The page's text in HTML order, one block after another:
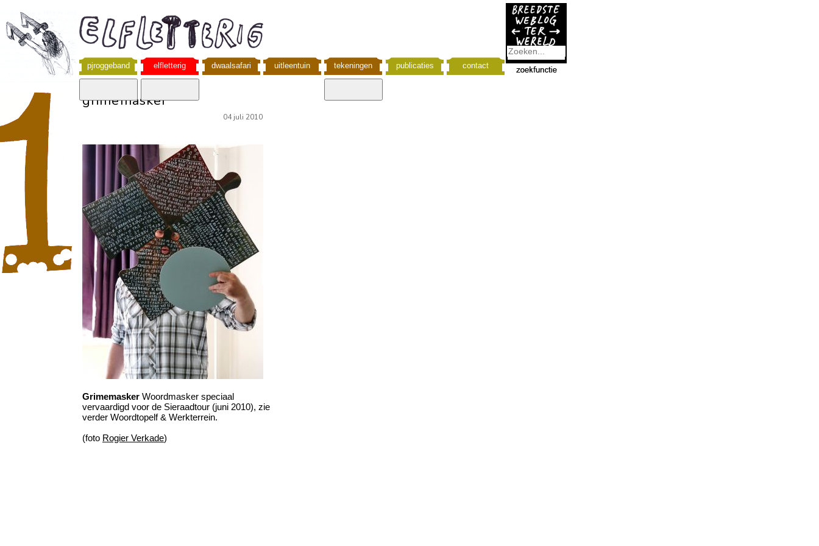
pjroggeband elfletterig dwaalsafari uitleentuin tekeningen publicaties contact
grimemasker
04 juli 2010
Grimemasker Woordmasker speciaal
vervaardigd voor de Sieraadtour (juni 2010), zie
verder Woordtopelf & Werkterrein.
(foto Rogier Verkade)